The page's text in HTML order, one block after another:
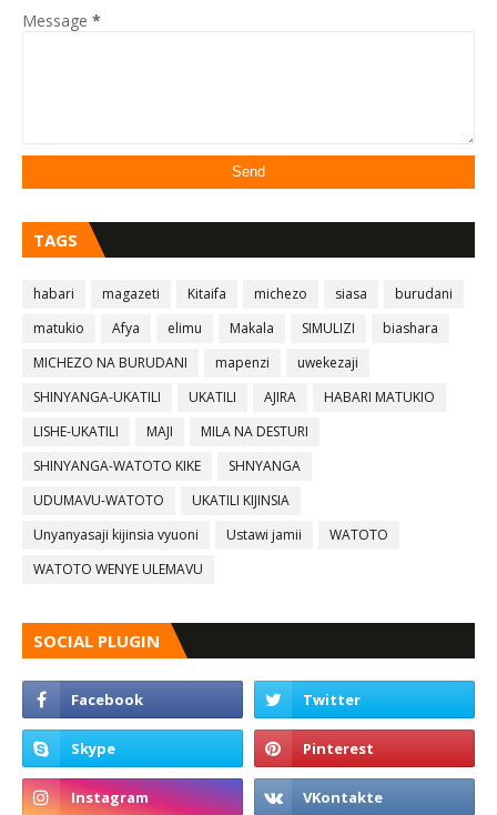
Message *
TAGS
habari magazeti Kitaifa michezo siasa
burudani
matukio
Afya elimu Makala SIMULIZI
biashara
MICHEZO NA BURUDANI
mapenzi
uwekezaji
SHINYANGA-UKATILI
UKATILI AJIRA
HABARI MATUKIO
LISHE-UKATILI
MAJI
MILA NA DESTURI
SHINYANGA-WATOTO KIKE
SHNYANGA
UDUMAVU-WATOTO
UKATILI KIJINSIA
Unyanyasaji kijinsia vyuoni
Ustawi jamii
WATOTO
WATOTO WENYE ULEMAVU
SOCIAL PLUGIN